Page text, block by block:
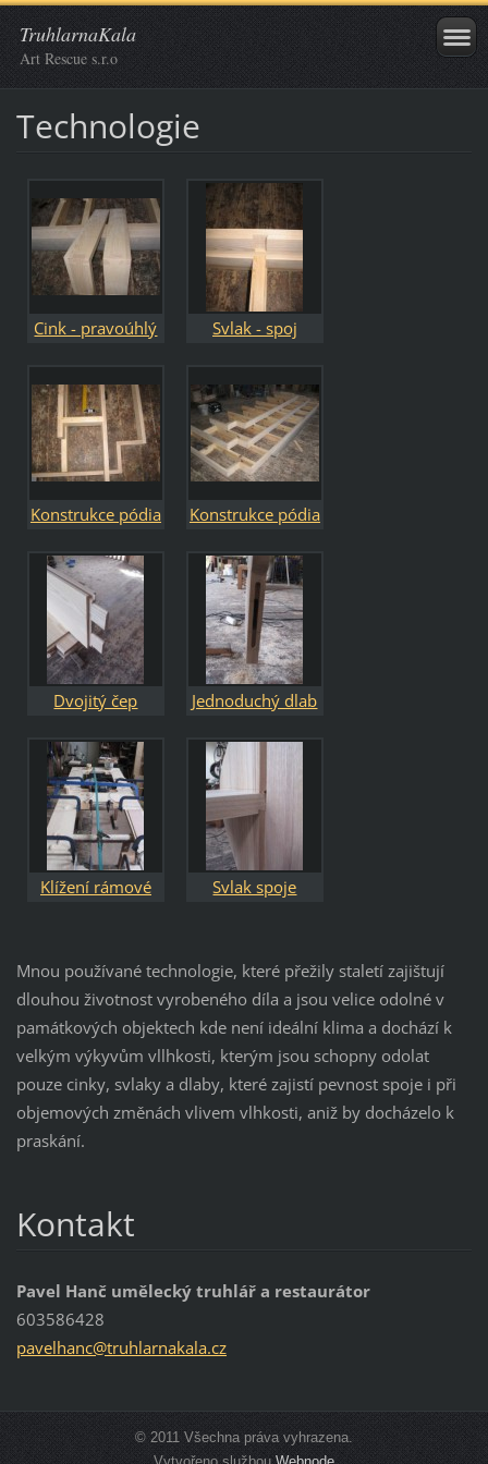
TruhlarnaKala
Art Rescue s.r.o
Technologie
Cink - pravoúhlý
Svlak - spoj
Konstrukce pódia
zajišťující
dlouhou
životnost a
pevnost
Konstrukce pódia
Dvojitý čep
předního čela
kostelních lavic
Jednoduchý dlab
Klížení rámové
Svlak spoje
Mnou používané technologie, které přežily staletí zajištují
dlouhou životnost vyrobeného díla a jsou velice odolné v
památkových objektech kde není ideální klima a dochází k
velkým výkyvům vllhkosti, kterým jsou schopny odolat
pouze cinky, svlaky a dlaby, které zajistí pevnost spoje i při
objemových změnách vlivem vlhkosti, aniž by docházelo k
praskání.
Kontakt
Pavel Hanč umělecký truhlář a restaurátor
603586428
pavelhanc@truhlarnakala.cz
© 2011 Všechna práva vyhrazena.